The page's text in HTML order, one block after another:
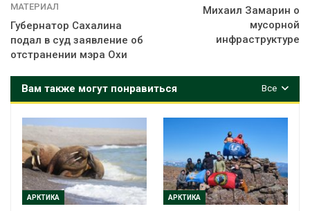
МАТЕРИАЛ
Губернатор Сахалина
подал в суд заявление об
отстранении мэра Охи
Михаил Замарин о
мусорной
инфраструктуре
Все
Вам также могут понравиться
АРКТИКА АРКТИКА